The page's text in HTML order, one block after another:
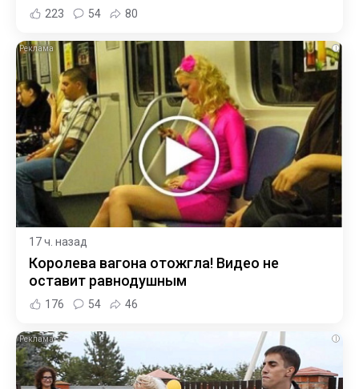
223 54 80
i
17 ч. назад
Королева вагона отожгла! Видео не
оставит равнодушным
176 54 46
i